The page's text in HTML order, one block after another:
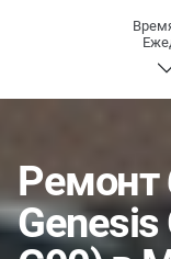
Ремонт
Genesis